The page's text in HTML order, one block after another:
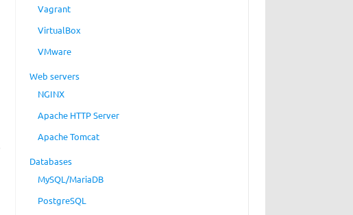
Vagrant
VirtualBox
VMware
Web servers
NGINX
Apache HTTP Server
Apache Tomcat
Databases
MySQL/MariaDB
PostgreSQL